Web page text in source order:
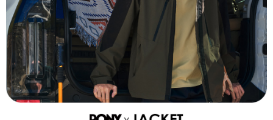
※ 交易是否成功請以「AFTEE先享後付 」之結帳頁面顯示為準，若有關於
是否繳費成功／繳費後需取消欲退款等相關疑問，請聯繫「AFTEE先享後付
客戶支援中心」
https://netprotections.freshdesk.com/support/home
【注意事項】
１．透過由恩沛科技股份有限公司提供之「AFTEE先享後付」服務完成之交
易，需依本服務之必要範圍內提供個人資料，並將交易相關給付款項請求債
權轉讓予恩沛科技股份有限公司。
２．關於個人資料處理事宜，請瀏覽以下網址：
https://aftee.tw/terms/#terms3
３．未成年的使用者請事先徵得法定代理人或監護人之同意方可使用